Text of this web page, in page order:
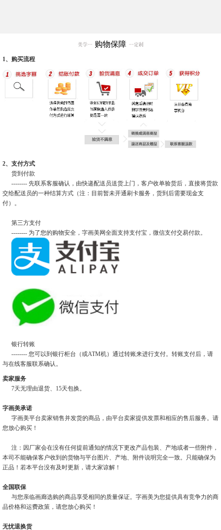
购物保障
1、购买流程
2、支付方式
货到付款
-------- 先联系客服确认，由快递配送员送货上门，客户收单验货后，直接将货款
交给配送员的一种结算方式（注：目前暂未开通刷卡服务，货到后需要现金支
付）。
第三方支付
-------- 为了您的购物安全，字画美网全面支持支付宝，微信支付交易付款。
银行转账
-------- 您可以到银行柜台（或ATM机）通过转账来进行支付。转账支付后，请
与在线客服联系确认。
卖家服务
7天无理由退货、15天包换。
字画美承诺
字画美平台卖家销售并发货的商品，由平台卖家提供发票和相应的售后服务。请
您放心购买！
注：因厂家会在没有任何提前通知的情况下更改产品包装、产地或者一些附件，
本司不能确保客户收到的货物与平台图片、产地、附件说明完全一致。只能确保为
正品！若本平台没有及时更新，请大家谅解！
全国联保
与您亲临画廊选购的商品享受相同的质量保证。字画美为您提供具有竞争力的商
品价格和运费政策，请您放心购买！
无忧退换货